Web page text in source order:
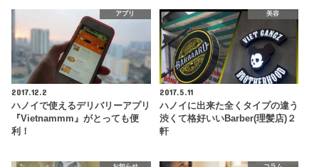
アプリ
2017.12.2
ハノイで使えるデリバリーアプリ
『Vietnammm』がとっても便
利！
美容
2017.5.11
ハノイに出来た全くタイプの違う
渋くて格好いいBarber(理髪店)２
軒